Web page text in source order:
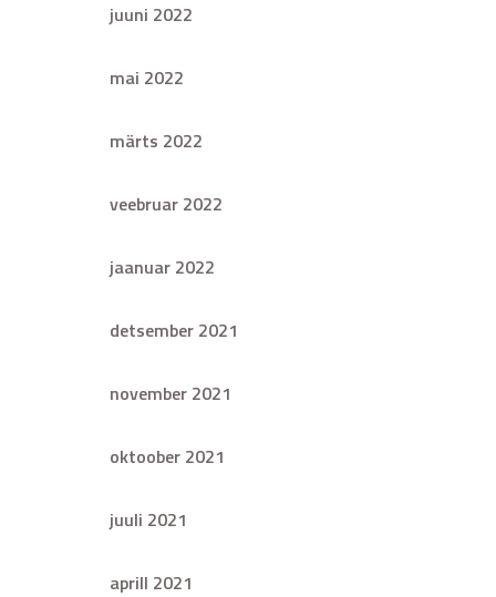
juuni 2022
mai 2022
märts 2022
veebruar 2022
jaanuar 2022
detsember 2021
november 2021
oktoober 2021
juuli 2021
aprill 2021